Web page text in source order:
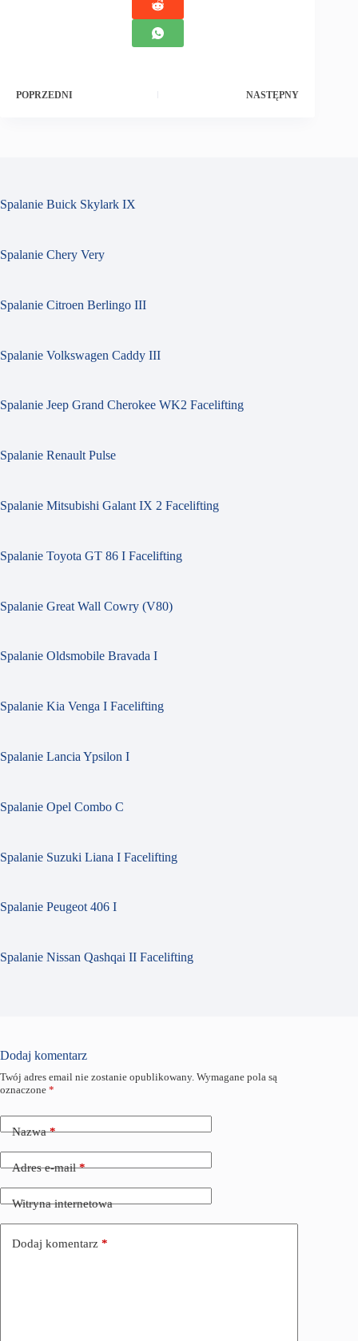
POPRZEDNI NASTĘPNY
Spalanie Buick Skylark IX
Spalanie Chery Very
Spalanie Citroen Berlingo III
Spalanie Volkswagen Caddy III
Spalanie Jeep Grand Cherokee WK2 Facelifting
Spalanie Renault Pulse
Spalanie Mitsubishi Galant IX 2 Facelifting
Spalanie Toyota GT 86 I Facelifting
Spalanie Great Wall Cowry (V80)
Spalanie Oldsmobile Bravada I
Spalanie Kia Venga I Facelifting
Spalanie Lancia Ypsilon I
Spalanie Opel Combo C
Spalanie Suzuki Liana I Facelifting
Spalanie Peugeot 406 I
Spalanie Nissan Qashqai II Facelifting
Dodaj komentarz
Twój adres email nie zostanie opublikowany. Wymagane pola są
oznaczone *
Nazwa*
Adres e-mail*
Witryna internetowa
Dodaj komentarz *